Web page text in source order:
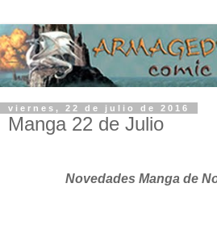
viernes, 22 de julio de 2016
Manga 22 de Julio
Novedades Manga de